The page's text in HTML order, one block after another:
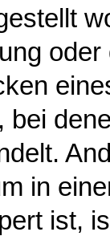
bei
in
ist,